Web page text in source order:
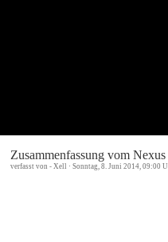
Zusammenfassung vom
verfasst von - Xell · Sonntag, 8. Juni 2014, 09:00